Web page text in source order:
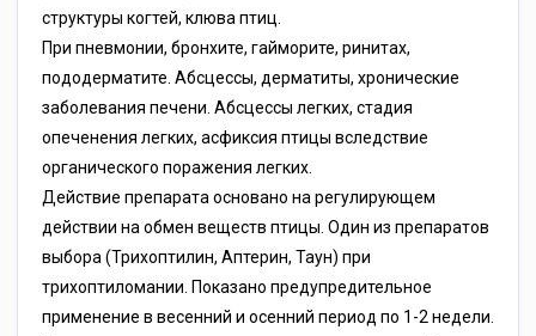
структуры когтей, клюва птиц.
При пневмонии, бронхите, гайморите, ринитах,
пододерматите. Абсцессы, дерматиты, хронические
заболевания печени. Абсцессы легких, стадия
опеченения легких, асфиксия птицы вследствие
органического поражения легких.
Действие препарата основано на регулирующем
действии на обмен веществ птицы. Один из препаратов
выбора (Трихоптилин, Аптерин, Таун) при
трихоптиломании. Показано предупредительное
применение в весенний и осенний период по 1-2 недели.